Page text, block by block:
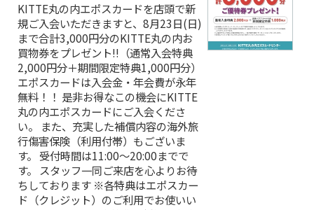
KITTE丸の内エポスカードを店頭で新
規ご入会いただきますと、8月23日(日)
まで合計3,000円分のKITTE丸の内お
買物券をプレゼント!!（通常入会特典
2,000円分＋期間限定特典1,000円分）
エポスカードは入会金・年会費が永年
無料！！ 是非お得なこの機会にKITTE
丸の内エポスカードにご入会くださ
い。 また、充実した補償内容の海外旅
行傷害保険（利用付帯）もございま
す。 受付時間は11:00～20:00までで
す。 スタッフ一同ご来店を心よりお待
ちしております ※各特典はエポスカー
ド（クレジット）のご利用でお使いい